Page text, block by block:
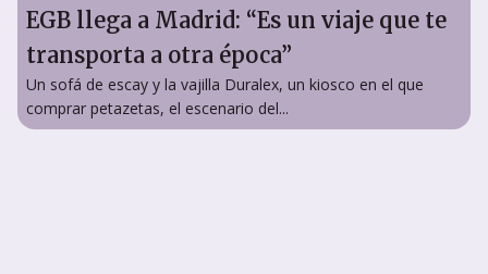
EGB llega a Madrid: “Es un viaje que te
transporta a otra época”
Un sofá de escay y la vajilla Duralex, un kiosco en el que
comprar petazetas, el escenario del...